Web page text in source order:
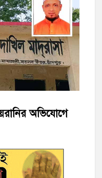
শীর্ষে হাজেরা আলী
বিভাগীয় সাংগঠনিক
রেজিস্ট্রার কল্যাণ
বিদায় সংবর্ধনা
কমপ্লেক্স
উভয় পক্ষের আহত ৫
অভিযোগে